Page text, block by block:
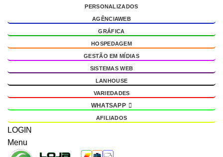
PERSONALIZADOS
AGÊNCIAWEB
GRÁFICA
HOSPEDAGEM
GESTÃO EM MÍDIAS
SISTEMAS WEB
LANHOUSE
VARIEDADES
WHATSAPP
AFILIADOS
LOGIN
Menu